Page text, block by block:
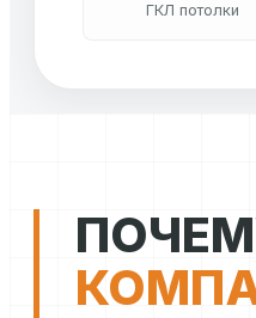
ГКЛ потолки